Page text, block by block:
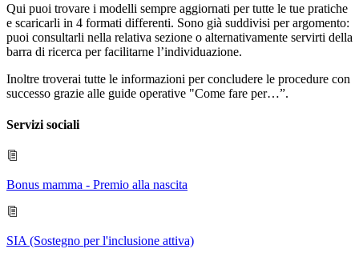
Qui puoi trovare i modelli sempre aggiornati per tutte le tue pratiche
e scaricarli in 4 formati differenti. Sono già suddivisi per argomento:
puoi consultarli nella relativa sezione o alternativamente servirti della
barra di ricerca per facilitarne l’individuazione.
Inoltre troverai tutte le informazioni per concludere le procedure con
successo grazie alle guide operative "Come fare per…”.
Servizi sociali
Bonus mamma - Premio alla nascita
SIA (Sostegno per l'inclusione attiva)